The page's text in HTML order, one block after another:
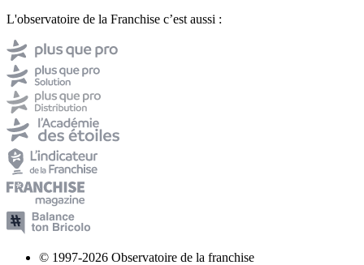
L'observatoire de la Franchise c’est aussi :
© 1997-2026 Observatoire de la franchise